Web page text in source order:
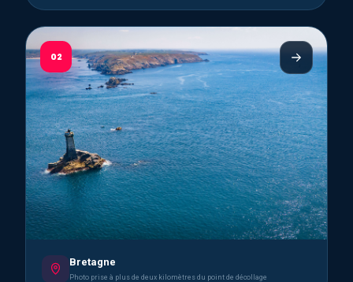
02
Bretagne
Photo prise à plus de deux kilomètres du point de décollage